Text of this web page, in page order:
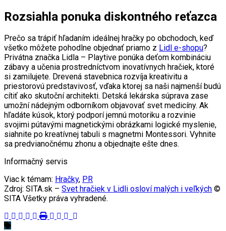
Rozsiahla ponuka diskontného reťazca
Prečo sa trápiť hľadaním ideálnej hračky po obchodoch, keď
všetko môžete pohodlne objednať priamo z Lidl e-shopu?
Privátna značka Lidla – Playtive ponúka deťom kombináciu
zábavy a učenia prostredníctvom inovatívnych hračiek, ktoré
si zamilujete. Drevená stavebnica rozvíja kreativitu a
priestorovú predstavivosť, vďaka ktorej sa naši najmenší budú
cítiť ako skutoční architekti. Detská lekárska súprava zase
umožní nádejným odborníkom objavovať svet medicíny. Ak
hľadáte kúsok, ktorý podporí jemnú motoriku a rozvinie
svojimi pútavými magnetickými obrázkami logické myslenie,
siahnite po kreatívnej tabuli s magnetmi Montessori. Vyhnite
sa predvianočnému zhonu a objednajte ešte dnes.
Informačný servis
Viac k témam: Hračky, PR
Zdroj: SITA.sk – Svet hračiek v Lidli osloví malých i veľkých ©
SITA Všetky práva vyhradené.